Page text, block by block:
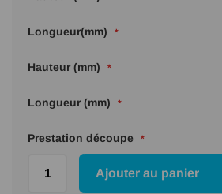
Longueur(mm)
Hauteur (mm)
Longueur (mm)
Prestation découpe
Ajouter au panier